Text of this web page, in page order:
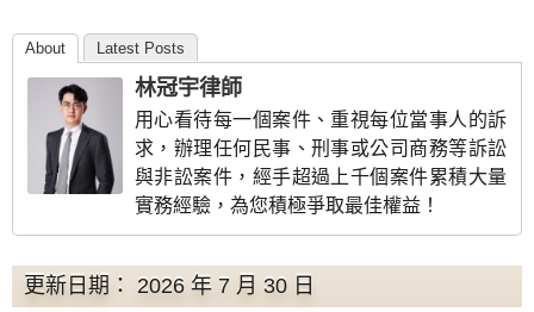
About Latest Posts
林冠宇律師
用心看待每一個案件、重視每位當事人的訴
求，辦理任何民事、刑事或公司商務等訴訟
與非訟案件，經手超過上千個案件累積大量
實務經驗，為您積極爭取最佳權益！
更新日期： 2026 年 7 月 30 日